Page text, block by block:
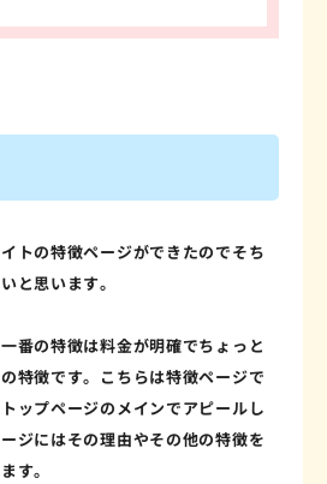
トの特徴ページができたのでそち
と思います。
番の特徴は料金が明確でちょっと
特徴です。こちらは特徴ページで
ップページのメインでアピールし
ジにはその理由やその他の特徴を
す。